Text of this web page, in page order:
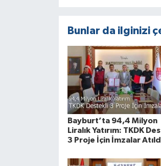
Bunlar da ilginizi
Bayburt’ta 94,4 Milyon
Liralık Yatırım: TKDK
3 Proje İçin İmzalar